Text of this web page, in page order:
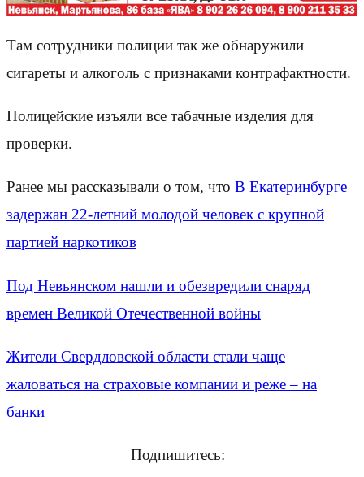
Там сотрудники полиции так же обнаружили
сигареты и алкоголь с признаками контрафактности.
Полицейские изъяли все табачные изделия для
проверки.
Ранее мы рассказывали о том, что В Екатеринбурге
задержан 22-летний молодой человек с крупной
партией наркотиков
Под Невьянском нашли и обезвредили снаряд
времен Великой Отечественной войны
Жители Свердловской области стали чаще
жаловаться на страховые компании и реже – на
банки
Подпишитесь: